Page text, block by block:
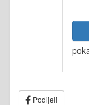
Podijeli